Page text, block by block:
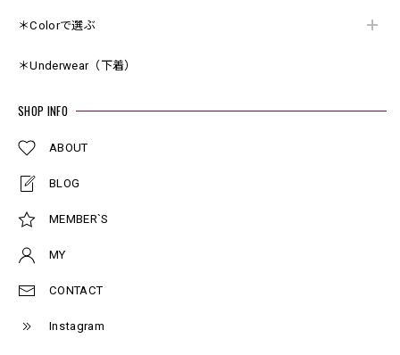
＊Colorで選ぶ
＊Underwear（下着）
SHOP INFO
ABOUT
BLOG
MEMBER`S
MY
CONTACT
Instagram